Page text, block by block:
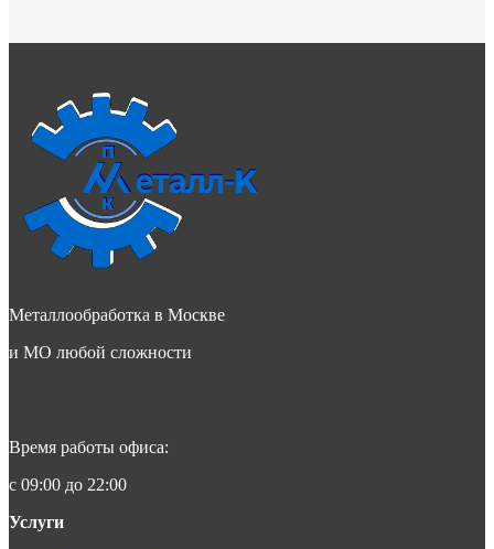
Металлообработка в Москве
и МО любой сложности
Время работы офиса:
с 09:00 до 22:00
Услуги